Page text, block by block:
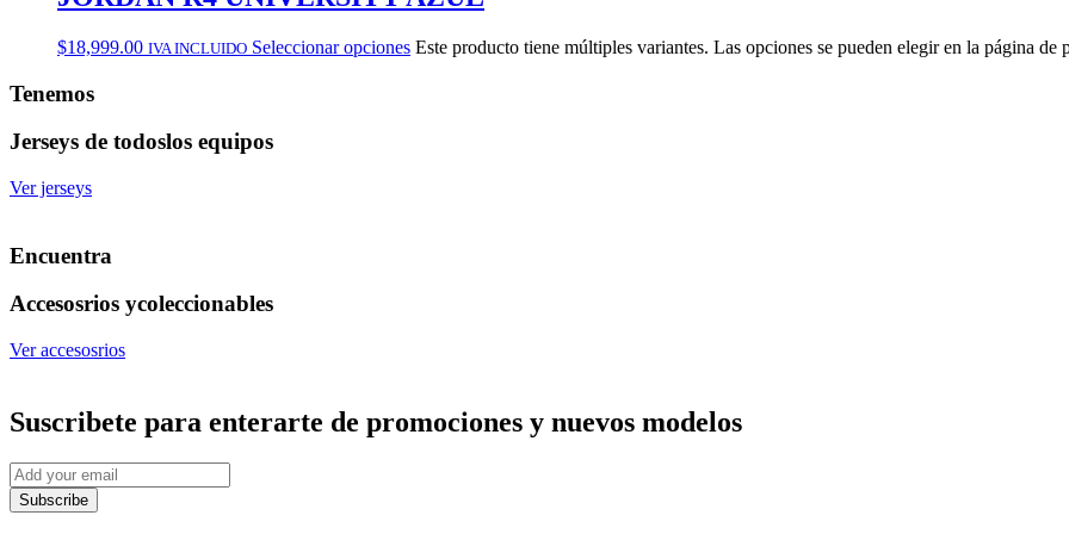
$18,999.00 IVA INCLUIDO Seleccionar opciones Este producto tiene múltiples variantes. Las opciones se pueden elegir en la página de
Tenemos
Jerseys de todoslos equipos
Ver jerseys
Encuentra
Accesosrios ycoleccionables
Ver accesosrios
Suscribete para enterarte de promociones y nuevos modelos
Subscribe